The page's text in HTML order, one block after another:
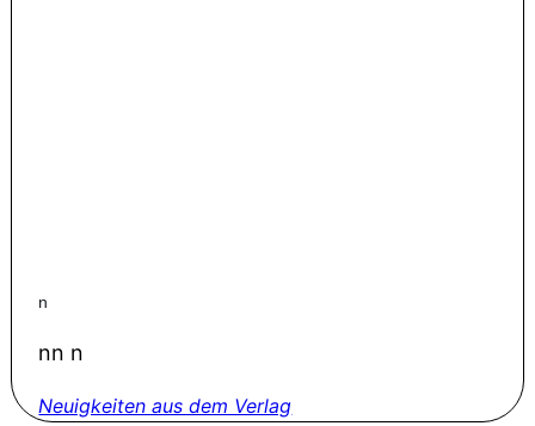
n
nn n
Neuigkeiten aus dem Verlag